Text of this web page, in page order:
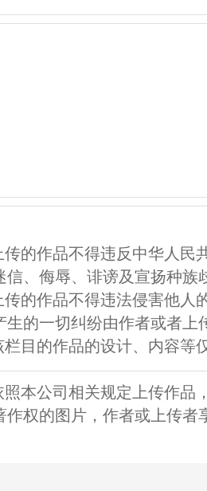
的作品不得违反中华人民
信、侮辱、诽谤及宣扬种族
的作品不得违法侵害他人
生的一切纠纷由作者或者上
目的作品的设计、内容等
本公司相关规定上传作品
作权的图片，作者或上传者